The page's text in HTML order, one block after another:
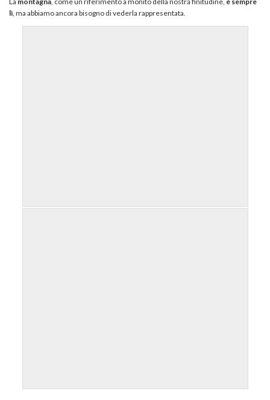
lì , ma abbiamo ancora bisogno di vederla rappresentata.